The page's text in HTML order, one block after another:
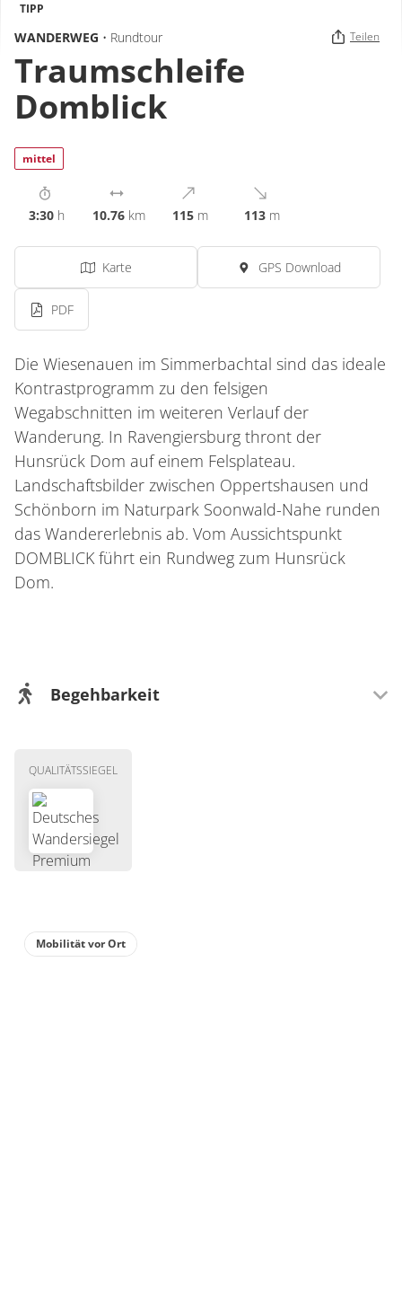
TIPP
WANDERWEG • Rundtour Teilen
Traumschleife
Domblick
mittel
3:30 h 10.76 km 115 m 113 m
Karte GPS Download
PDF
Die Wiesenauen im Simmerbachtal sind das ideale
Kontrastprogramm zu den felsigen
Wegabschnitten im weiteren Verlauf der
Wanderung. In Ravengiersburg thront der
Hunsrück Dom auf einem Felsplateau.
Landschaftsbilder zwischen Oppertshausen und
Schönborn im Naturpark Soonwald-Nahe runden
das Wandererlebnis ab. Vom Aussichtspunkt
DOMBLICK führt ein Rundweg zum Hunsrück
Dom.
Begehbarkeit
Mit Kindern gut zu laufen
QUALITÄTSSIEGEL
Mobilität vor Ort